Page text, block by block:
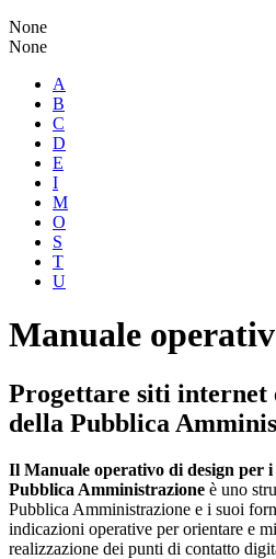
None
None
A
B
C
D
E
I
M
O
S
T
U
Manuale
Progettare siti internet
della Pubblica
Il Manuale operativo di design per
Pubblica Amministrazione è uno
Pubblica Amministrazione e i suoi
indicazioni operative per orientare e
realizzazione dei punti di contatto